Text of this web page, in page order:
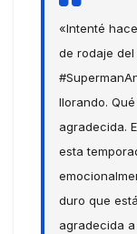
«Intenté
de rodaje
llorando.
agradecida.
esta
duro que
agradecida